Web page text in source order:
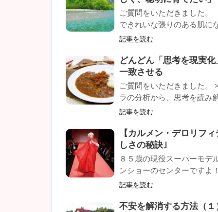
ご質問をいただきました。
できれいな張りのある肌に
記事を読む
どんどん「思考を現実
一致させる
ご質問をいただきました。
ラの分析から、思考を読み
記事を読む
【カルメン・デロリフ
しさの秘訣｣
８５歳の現役スーパーモデ
ンショーのセンターですよ
記事を読む
不安を解消する方法（１